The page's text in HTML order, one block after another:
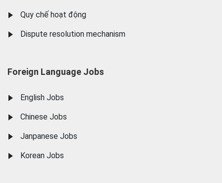
Quy chế hoạt động
Dispute resolution mechanism
Foreign Language Jobs
English Jobs
Chinese Jobs
Janpanese Jobs
Korean Jobs